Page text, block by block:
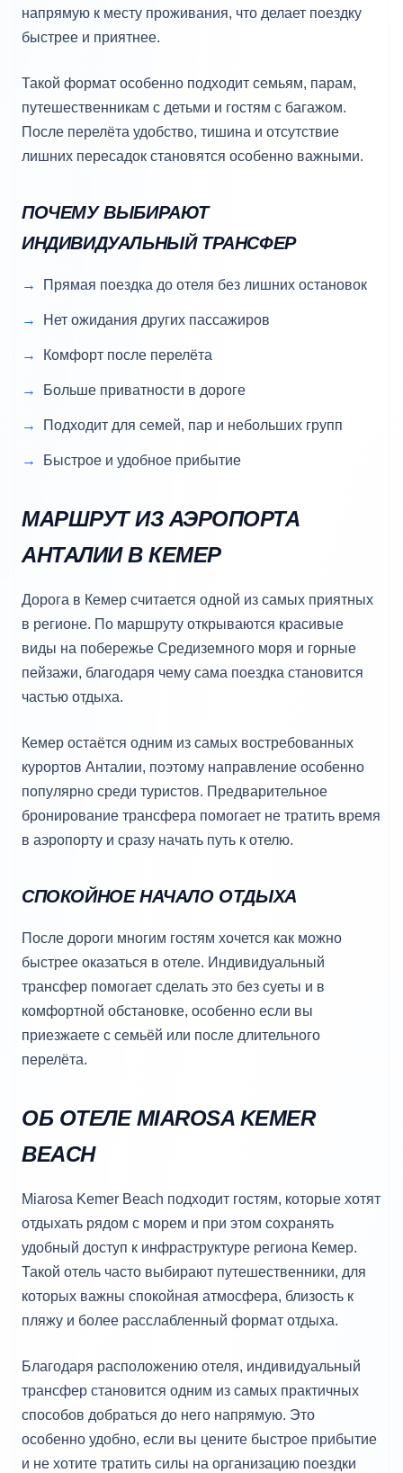
напрямую к месту проживания, что делает поездку
быстрее и приятнее.
Такой формат особенно подходит семьям, парам,
путешественникам с детьми и гостям с багажом.
После перелёта удобство, тишина и отсутствие
лишних пересадок становятся особенно важными.
ПОЧЕМУ ВЫБИРАЮТ
ИНДИВИДУАЛЬНЫЙ ТРАНСФЕР
Прямая поездка до отеля без лишних остановок
Нет ожидания других пассажиров
Комфорт после перелёта
Больше приватности в дороге
Подходит для семей, пар и небольших групп
Быстрое и удобное прибытие
МАРШРУТ ИЗ АЭРОПОРТА
АНТАЛИИ В КЕМЕР
Дорога в Кемер считается одной из самых приятных
в регионе. По маршруту открываются красивые
виды на побережье Средиземного моря и горные
пейзажи, благодаря чему сама поездка становится
частью отдыха.
Кемер остаётся одним из самых востребованных
курортов Анталии, поэтому направление особенно
популярно среди туристов. Предварительное
бронирование трансфера помогает не тратить время
в аэропорту и сразу начать путь к отелю.
СПОКОЙНОЕ НАЧАЛО ОТДЫХА
После дороги многим гостям хочется как можно
быстрее оказаться в отеле. Индивидуальный
трансфер помогает сделать это без суеты и в
комфортной обстановке, особенно если вы
приезжаете с семьёй или после длительного
перелёта.
ОБ ОТЕЛЕ MIAROSA KEMER
BEACH
Miarosa Kemer Beach подходит гостям, которые хотят
отдыхать рядом с морем и при этом сохранять
удобный доступ к инфраструктуре региона Кемер.
Такой отель часто выбирают путешественники, для
которых важны спокойная атмосфера, близость к
пляжу и более расслабленный формат отдыха.
Благодаря расположению отеля, индивидуальный
трансфер становится одним из самых практичных
способов добраться до него напрямую. Это
особенно удобно, если вы цените быстрое прибытие
и не хотите тратить силы на организацию поездки